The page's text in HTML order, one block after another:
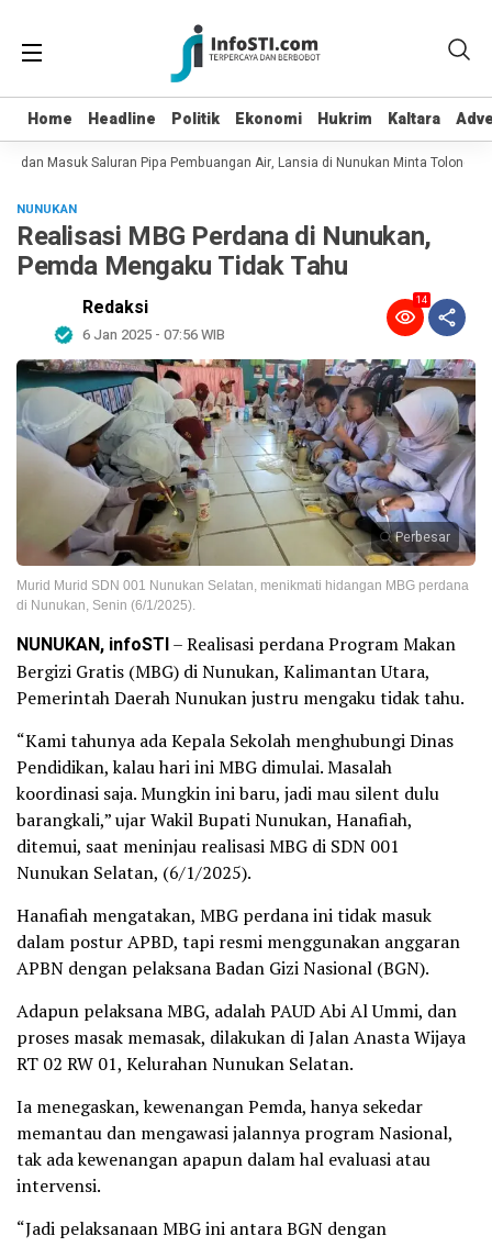
Home Headline Politik Ekonomi Hukrim Kaltara
Home Headline Politik Ekonomi Hukrim Kaltara
dan Masuk Saluran Pipa Pembuangan Air, Lansia di Nunukan Minta Tolong
NUNUKAN
Realisasi MBG Perdana di Nunukan,
Pemda Mengaku Tidak Tahu
Redaksi
6 Jan 2025 - 07:56 WIB
14
Perbesar
Murid Murid SDN 001 Nunukan Selatan, menikmati hidangan MBG perdana
di Nunukan, Senin (6/1/2025).
NUNUKAN, infoSTI– Realisasi perdana Program Makan
Bergizi Gratis (MBG) di Nunukan, Kalimantan Utara,
Pemerintah Daerah Nunukan justru mengaku tidak tahu.
“Kami tahunya ada Kepala Sekolah menghubungi Dinas
Pendidikan, kalau hari ini MBG dimulai. Masalah
koordinasi saja. Mungkin ini baru, jadi mau silent dulu
barangkali,” ujar Wakil Bupati Nunukan, Hanafiah,
ditemui, saat meninjau realisasi MBG di SDN 001
Nunukan Selatan, (6/1/2025).
Hanafiah mengatakan, MBG perdana ini tidak masuk
dalam postur APBD, tapi resmi menggunakan anggaran
APBN dengan pelaksana Badan Gizi Nasional (BGN).
Adapun pelaksana MBG, adalah PAUD Abi Al Ummi, dan
proses masak memasak, dilakukan di Jalan Anasta Wijaya
RT 02 RW 01, Kelurahan Nunukan Selatan.
Ia menegaskan, kewenangan Pemda, hanya sekedar
memantau dan mengawasi jalannya program Nasional,
tak ada kewenangan apapun dalam hal evaluasi atau
intervensi.
“Jadi pelaksanaan MBG ini antara BGN dengan